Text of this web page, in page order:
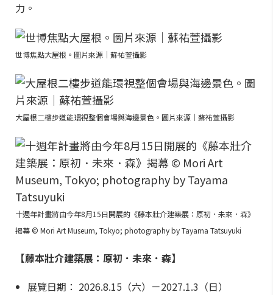
力。
世博焦點大屋根。圖片來源｜蘇祐萱攝影
大屋根二樓步道能環視整個會場與海邊景色。圖片來源｜蘇祐萱攝影
十週年計畫將由今年8月15日開展的《藤本壯介建築展：原初．未來．森》
揭幕 © Mori Art Museum, Tokyo; photography by Tayama Tatsuyuki
【藤本壯介建築展：原初．未來．森】
展覽日期： 2026.8.15（六）－2027.1.3（日）